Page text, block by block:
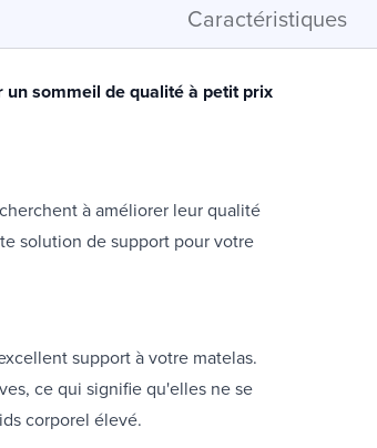
Caractéristiques
sommeil de qualité à petit prix
à améliorer leur qualité
solution de support pour votre
support à votre matelas.
ce qui signifie qu'elles ne se
corporel élevé.